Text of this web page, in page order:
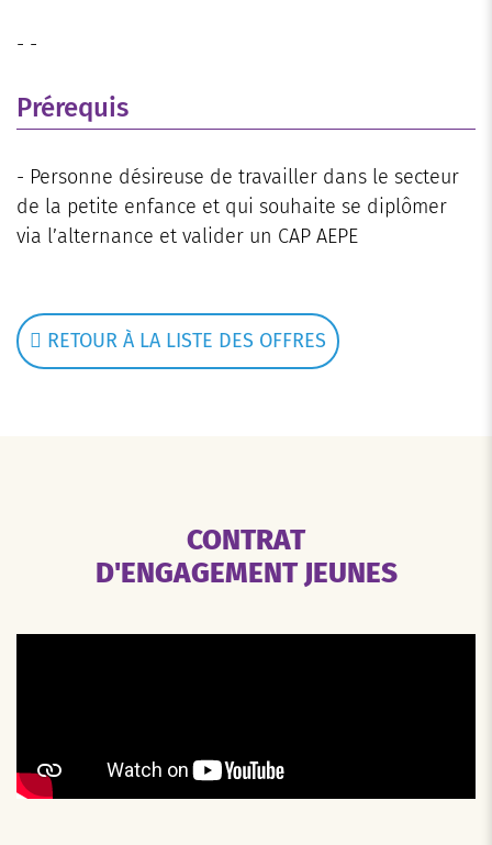
- -
Prérequis
- Personne désireuse de travailler dans le secteur
de la petite enfance et qui souhaite se diplômer
via l’alternance et valider un CAP AEPE
RETOUR À LA LISTE DES OFFRES
CONTRAT
D'ENGAGEMENT JEUNES